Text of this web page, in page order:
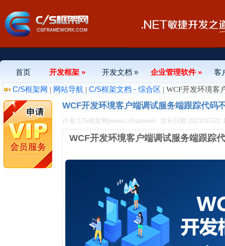
首页 开发框架 » 开发文档 » 企业管理软件 »
客
C/S框架网 | 网站导航 | C/S框架文档 - 综合区 | WCF开发环境客
WCF开发环境客户端调试服务端跟踪代码
作者:C/S框架网|www.csframewo 发布日期:2021/07/20
WCF开发环境客户端调试服务端跟踪